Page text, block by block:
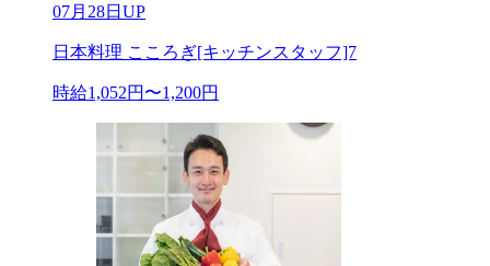
07月28日UP
日本料理 こころぎ[キッチンスタッフ]7
時給1,052円〜1,200円